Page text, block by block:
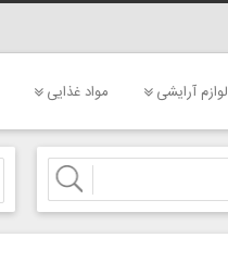
لوازم آرایشی مواد غذایی